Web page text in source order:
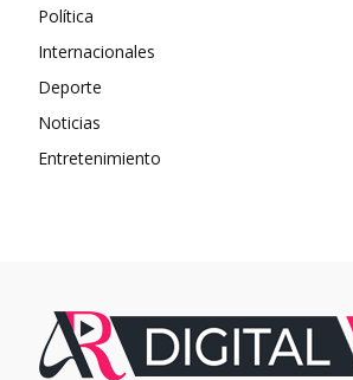
Política
Internacionales
Deporte
Noticias
Entretenimiento